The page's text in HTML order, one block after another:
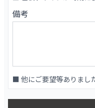
備考
■ 他にご要望等ありまし